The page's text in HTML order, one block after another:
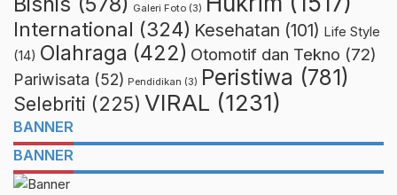
Galeri Foto (3)
International (324) Kesehatan (101) Life Style
(14) Olahraga (422) Otomotif dan Tekno (72)
Pariwisata (52) Pendidikan (3) Peristiwa (781)
Selebriti (225) VIRAL (1231)
BANNER
BANNER